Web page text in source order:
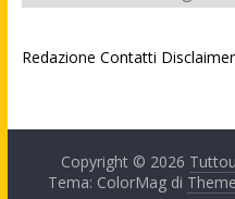
Redazione Contatti Disclaimer
Copyright © 2026
Tema: ColorMag di